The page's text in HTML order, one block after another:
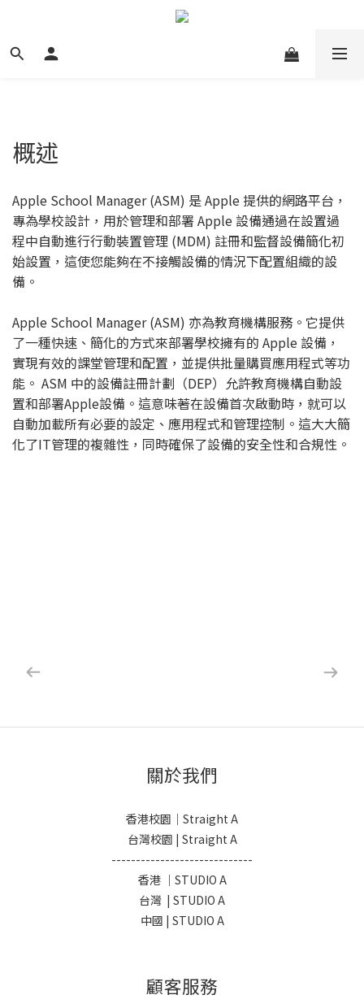
概述
Apple School Manager (ASM) 是 Apple 提供的網路平台，
專為學校設計，用於管理和部署 Apple 設備通過在設置過
程中自動進行行動裝置管理 (MDM) 註冊和監督設備簡化初
始設置，這使您能夠在不接觸設備的情況下配置組織的設
備。
Apple School Manager (ASM) 亦為教育機構服務。它提供
了一種快速、簡化的方式來部署學校擁有的 Apple 設備，
實現有效的課堂管理和配置，並提供批量購買應用程式等功
能。 ASM 中的設備註冊計劃（DEP）允許教育機構自動設
置和部署Apple設備。這意味著在設備首次啟動時，就可以
自動加載所有必要的設定、應用程式和管理控制。這大大簡
化了IT管理的複雜性，同時確保了設備的安全性和合規性。
關於我們
香港校園｜Straight A
台灣校園 | Straight A
-----------------------------
香港 ｜STUDIO A
台灣 | STUDIO A
中國 | STUDIO A
顧客服務